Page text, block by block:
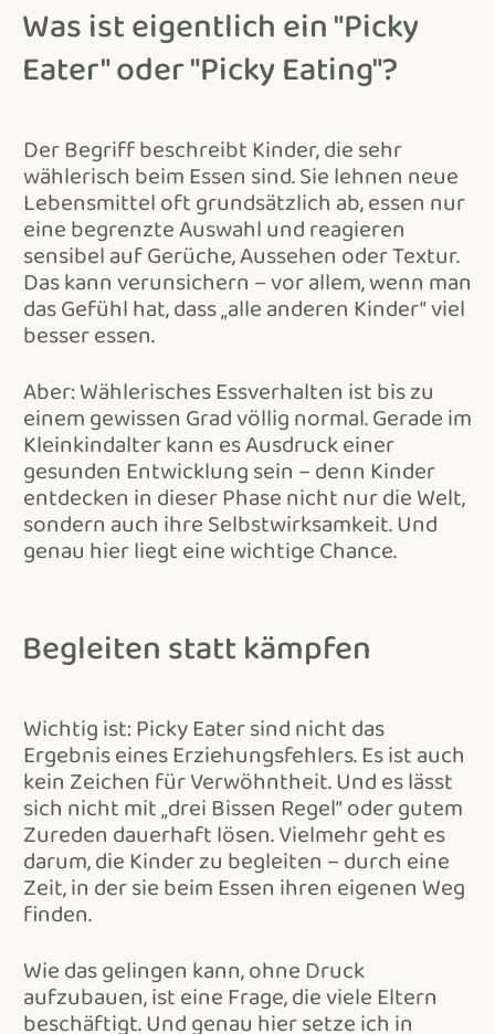
Was ist eigentlich ein "Picky
Eater" oder "Picky Eating"?
Der Begriff beschreibt Kinder, die sehr
wählerisch beim Essen sind. Sie lehnen neue
Lebensmittel oft grundsätzlich ab, essen nur
eine begrenzte Auswahl und reagieren
sensibel auf Gerüche, Aussehen oder Textur.
Das kann verunsichern – vor allem, wenn man
das Gefühl hat, dass „alle anderen Kinder“ viel
besser essen.
Aber: Wählerisches Essverhalten ist bis zu
einem gewissen Grad völlig normal. Gerade im
Kleinkindalter kann es Ausdruck einer
gesunden Entwicklung sein – denn Kinder
entdecken in dieser Phase nicht nur die Welt,
sondern auch ihre Selbstwirksamkeit. Und
genau hier liegt eine wichtige Chance.
Begleiten statt kämpfen
Wichtig ist: Picky Eater sind nicht das
Ergebnis eines Erziehungsfehlers. Es ist auch
kein Zeichen für Verwöhntheit. Und es lässt
sich nicht mit „drei Bissen Regel“ oder gutem
Zureden dauerhaft lösen. Vielmehr geht es
darum, die Kinder zu begleiten – durch eine
Zeit, in der sie beim Essen ihren eigenen Weg
finden.
Wie das gelingen kann, ohne Druck
aufzubauen, ist eine Frage, die viele Eltern
beschäftigt. Und genau hier setze ich in